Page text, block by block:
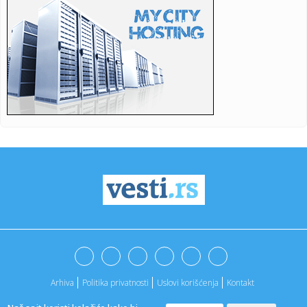
19:40:Gde izaći u Beogradu? Ovo su najhot mesta za letnji
provod
19:38:Barselona otkazala gostovanje u Maroku
19:37:Ovo je Smart #2
Procurio govor Kamale Haris: Udarila oštro po Bajdenu
19:28:Председник Украјине Володимир ...
Arhiva Politika privatnosti Uslovi korišćenja Kontakt